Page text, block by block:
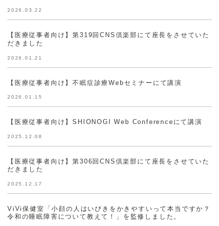
2026.03.22
【医療従事者向け】第319回CNS倶楽部にて座長をさせていた
だきました
2026.01.21
【医療従事者向け】不眠症診療Webセミナーにて講演
2026.01.15
【医療従事者向け】SHIONOGI Web Conferenceにて講演
2025.12.08
【医療従事者向け】第306回CNS倶楽部にて座長をさせていた
だきました
2025.12.17
ViVi保健室「小顔の人はいびきをかきやすいって本当ですか？
令和の睡眠障害について教えて！」を監修しました。